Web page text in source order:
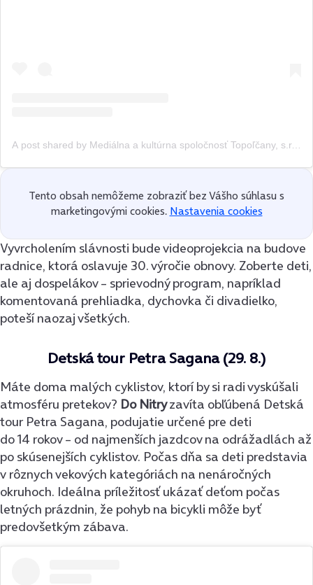
A post shared by Mediálna a kultúrna spoločnosť Topoľčany, s.r.o. (@kulturato.sk)
Tento obsah nemôžeme zobraziť bez Vášho súhlasu s
marketingovými cookies. Nastavenia cookies
Vyvrcholením slávnosti bude videoprojekcia na budove
radnice, ktorá oslavuje 30. výročie obnovy. Zoberte deti,
ale aj dospelákov – sprievodný program, napríklad
komentovaná prehliadka, dychovka či divadielko,
poteší naozaj všetkých.
Detská tour Petra Sagana (29. 8.)
Máte doma malých cyklistov, ktorí by si radi vyskúšali
atmosféru pretekov? Do Nitryzavíta obľúbená Detská
tour Petra Sagana, podujatie určené pre deti
do 14 rokov – od najmenších jazdcov na odrážadlách až
po skúsenejších cyklistov. Počas dňa sa deti predstavia
v rôznych vekových kategóriách na nenáročných
okruhoch. Ideálna príležitosť ukázať deťom počas
letných prázdnin, že pohyb na bicykli môže byť
predovšetkým zábava.